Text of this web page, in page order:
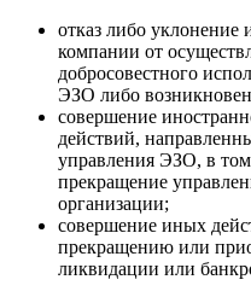
отказ либо уклонение
компании от
добросовестного
ЭЗО либо
совершение
действий,
управления ЭЗО, в
прекращение
организации;
совершение иных
прекращению или
ликвидации или